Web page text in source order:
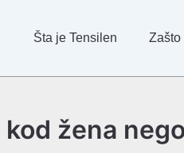
Šta je Tensilen Zašto
žena